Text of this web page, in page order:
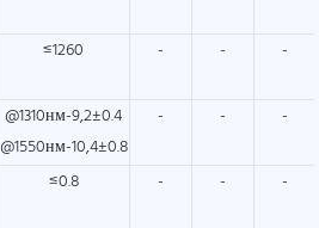
≤1260 - - -
@1310нм-9,2±0.4
@1550нм-10,4±0.8
- - -
≤0.8 - - -